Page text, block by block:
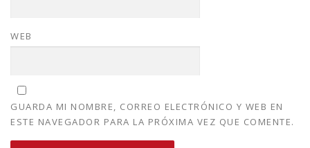
WEB
GUARDA MI NOMBRE, CORREO ELECTRÓNICO Y WEB EN
ESTE NAVEGADOR PARA LA PRÓXIMA VEZ QUE COMENTE.